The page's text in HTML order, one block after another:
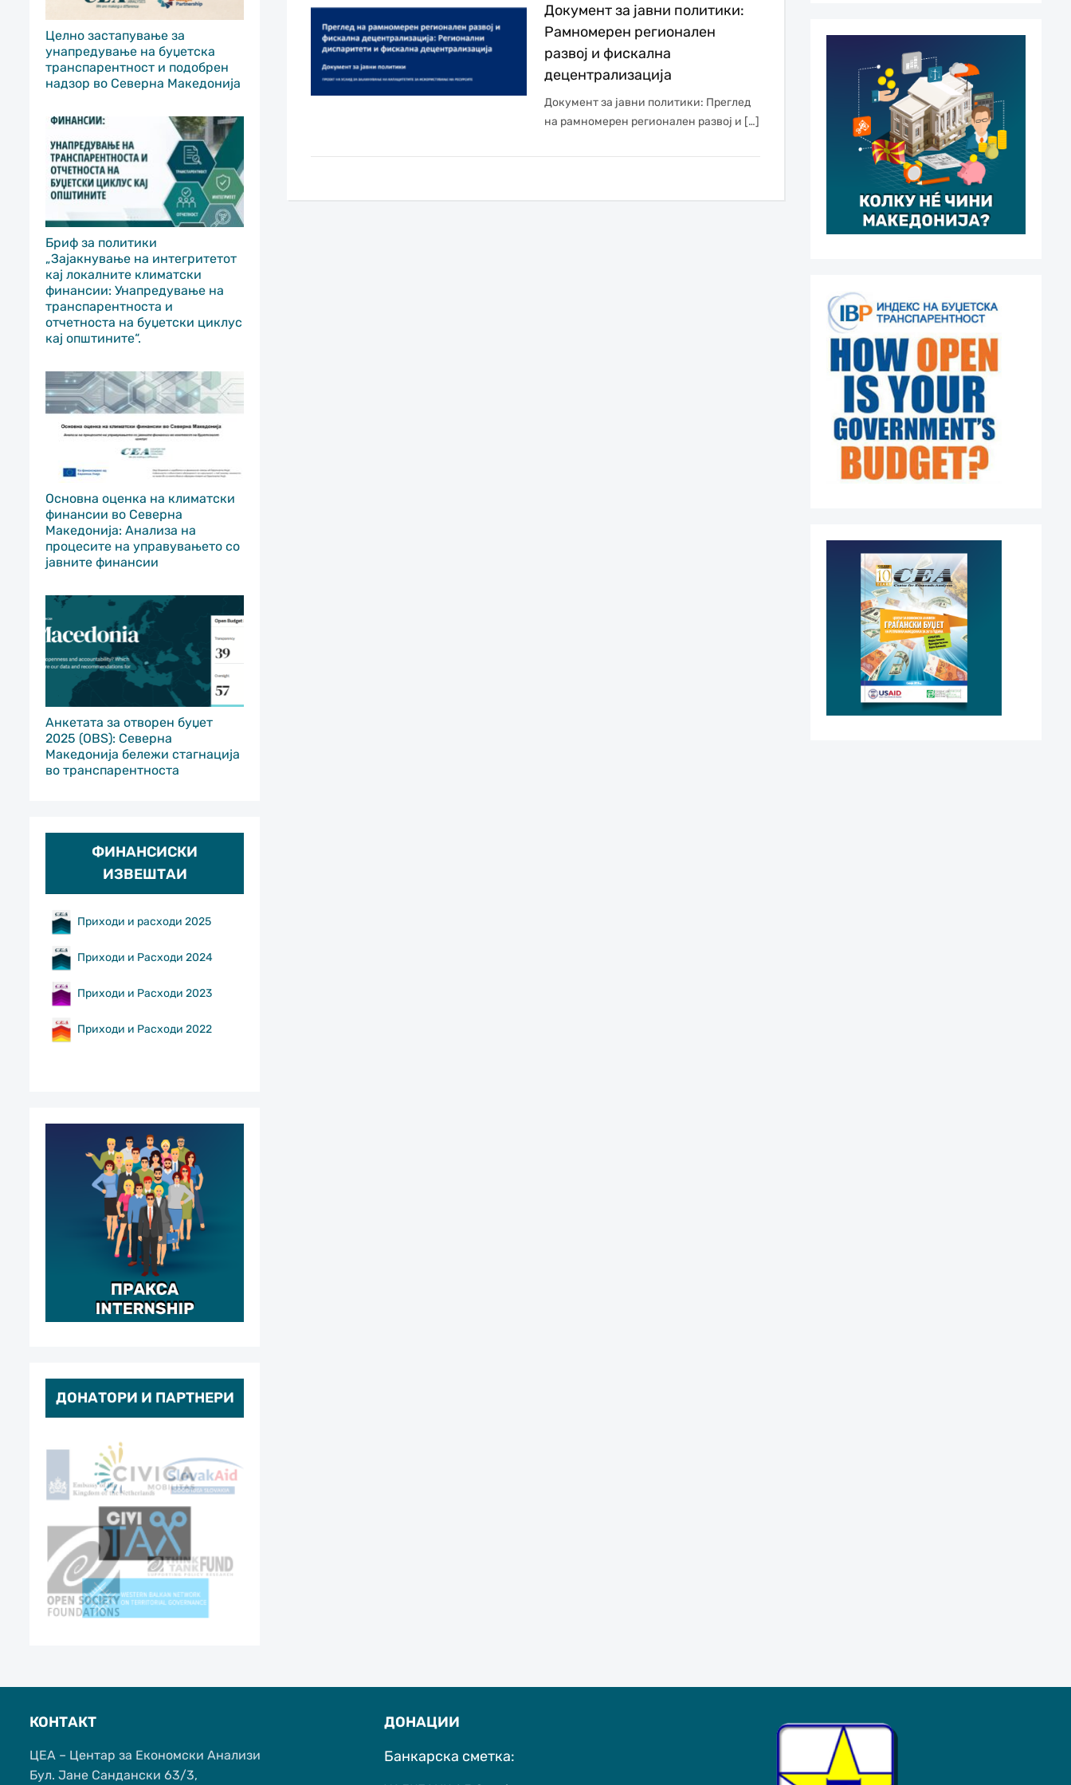
Целно застапување за
унапредување на буџетска
транспарентност и подобрен
надзор во Северна Македонија
Бриф за политики
„Зајакнување на интегритетот
кај локалните климатски
финансии: Унапредување на
транспарентноста и
отчетноста на буџетски циклус
кај општините“.
Основна оценка на климатски
финансии во Северна
Македонија: Анализа на
процесите на управувањето со
јавните финансии
Анкетата за отворен буџет
2025 (OBS): Северна
Македонија бележи стагнација
во транспарентноста
ФИНАНСИСКИ
ИЗВЕШТАИ
Приходи и расходи 2025
Приходи и Расходи 2024
Приходи и Расходи 2023
Приходи и Расходи 2022
ДОНАТОРИ И ПАРТНЕРИ
Документ за јавни политики:
Рамномерен регионален
развој и фискална
децентрализација
Документ за јавни политики: Преглед
на рамномерен регионален развој и […]
КОНТАКТ
ЦЕА – Центар за Економски Анализи
Бул. Јане Сандански 63/3,
ДОНАЦИИ
Банкарска сметка: